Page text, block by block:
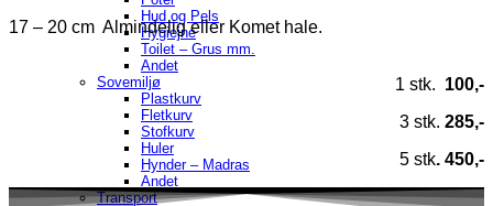
Hud og Pels
Hygiejne
Toilet – Grus mm.
Andet
Sovemiljø
Plastkurv
Fletkurv
Stofkurv
Huler
Hynder – Madras
Andet
Transport
17 – 20 cm Almindelig eller Komet hale.
1 stk. 100,-
3 stk. 285,-
5 stk. 450,-